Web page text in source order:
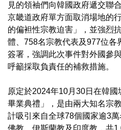
見的領袖們向韓國政府遞交聯
京畿道政府單方面取消場地的
的偏袒性宗教迫害」，並強烈
體、758名宗教代表及977位各
簽署，強調此次事件對外國參
呼籲採取負責任的補救措施。
原定於2024年10月30日在韓
畢業典禮」，是由兩大知名宗
計吸引來自全球78個國家逾3萬
佛教、伊斯蘭教及印度教，共